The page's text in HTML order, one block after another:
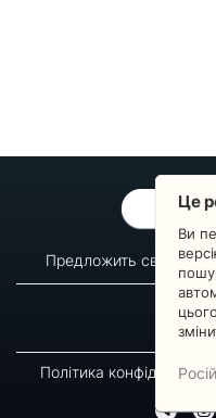
Предложить свой
О
Політика
Це
Ви